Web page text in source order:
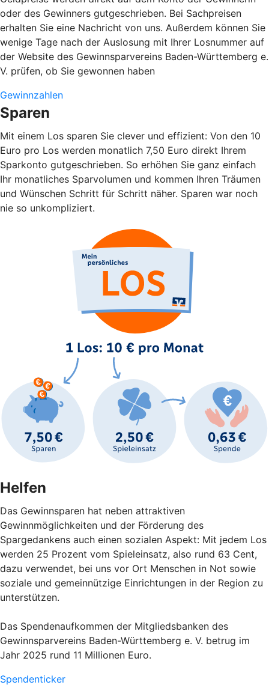
oder des Gewinners gutgeschrieben. Bei Sachpreisen
erhalten Sie eine Nachricht von uns. Außerdem können Sie
wenige Tage nach der Auslosung mit Ihrer Losnummer auf
der Website des Gewinnsparvereins Baden-Württemberg e.
V. prüfen, ob Sie gewonnen haben
Gewinnzahlen
Sparen
Mit einem Los sparen Sie clever und effizient: Von den 10
Euro pro Los werden monatlich 7,50 Euro direkt Ihrem
Sparkonto gutgeschrieben. So erhöhen Sie ganz einfach
Ihr monatliches Sparvolumen und kommen Ihren Träumen
und Wünschen Schritt für Schritt näher. Sparen war noch
nie so unkompliziert.
Helfen
Das Gewinnsparen hat neben attraktiven
Gewinnmöglichkeiten und der Förderung des
Spargedankens auch einen sozialen Aspekt: Mit jedem Los
werden 25 Prozent vom Spieleinsatz, also rund 63 Cent,
dazu verwendet, bei uns vor Ort Menschen in Not sowie
soziale und gemeinnützige Einrichtungen in der Region zu
unterstützen.
Das Spendenaufkommen der Mitgliedsbanken des
Gewinnsparvereins Baden-Württemberg e. V. betrug im
Jahr 2025 rund 11 Millionen Euro.
Spendenticker